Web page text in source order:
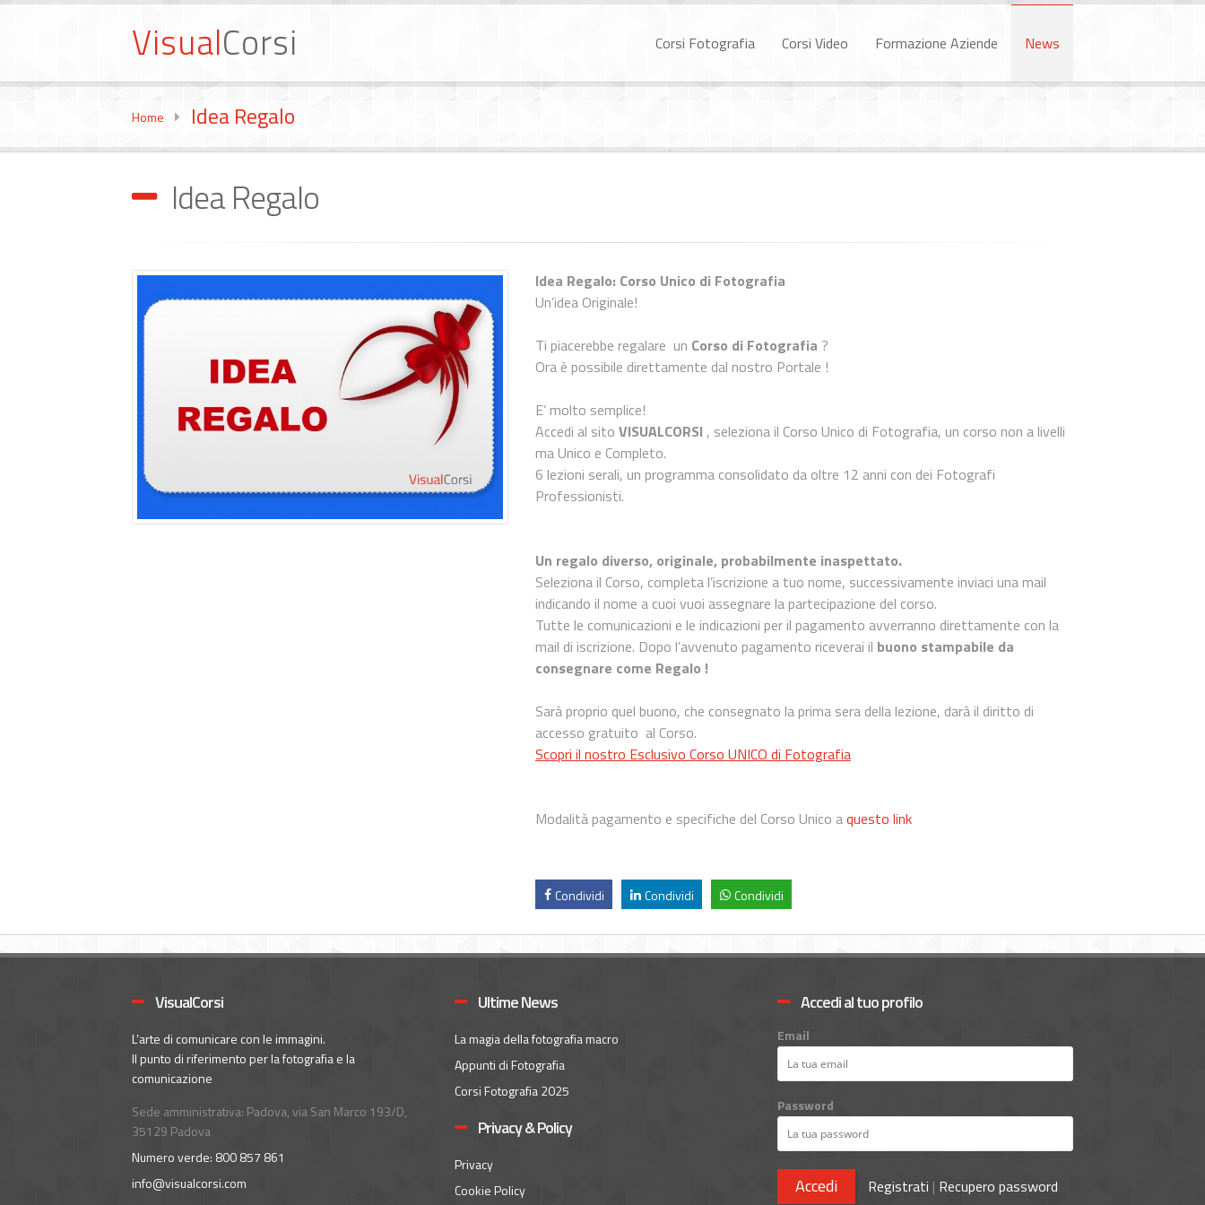
VisualCorsi Corsi Fotografia Corsi Video Formazione Aziende News
Home Idea Regalo
Idea Regalo
Idea Regalo: Corso Unico di Fotografia
Un’idea Originale!
Ti piacerebbe regalare un Corso di Fotografia ?
Ora è possibile direttamente dal nostro Portale !
E’ molto semplice!
Accedi al sito VISUALCORSI , seleziona il Corso Unico di Fotografia, un corso non a livelli
ma Unico e Completo.
6 lezioni serali, un programma consolidato da oltre 12 anni con dei Fotografi
Professionisti.
Un regalo diverso, originale, probabilmente inaspettato.
Seleziona il Corso, completa l’iscrizione a tuo nome, successivamente inviaci una mail
indicando il nome a cuoi vuoi assegnare la partecipazione del corso.
Tutte le comunicazioni e le indicazioni per il pagamento avverranno direttamente con la
mail di iscrizione. Dopo l’avvenuto pagamento riceverai il buono stampabile da
consegnare come Regalo !
Sarà proprio quel buono, che consegnato la prima sera della lezione, darà il diritto di
accesso gratuito al Corso.
Scopri il nostro Esclusivo Corso UNICO di Fotografia
Modalità pagamento e specifiche del Corso Unico aquesto link
Condividi Condividi Condividi
VisualCorsi
L’arte di comunicare con le immagini.
Il punto di riferimento per la fotografia e la
comunicazione
Sede amministrativa: Padova, via San Marco 193/D,
35129 Padova
Numero verde: 800 857 861
info@visualcorsi.com
Ultime News
La magia della fotografia macro
Appunti di Fotografia
Corsi Fotografia 2025
Privacy & Policy
Privacy
Cookie Policy
Accedi al tuo profilo
Email
Password
Accedi Registrati | Recupero password